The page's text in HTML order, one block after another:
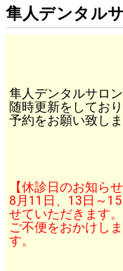
隼人デンタル
隼人デンタルサロン
随時更新をしてお
予約をお願い致しま
【休診日のお知らせ
8月11日、13日～
せていただきます。
ご不便をおかけし
す。